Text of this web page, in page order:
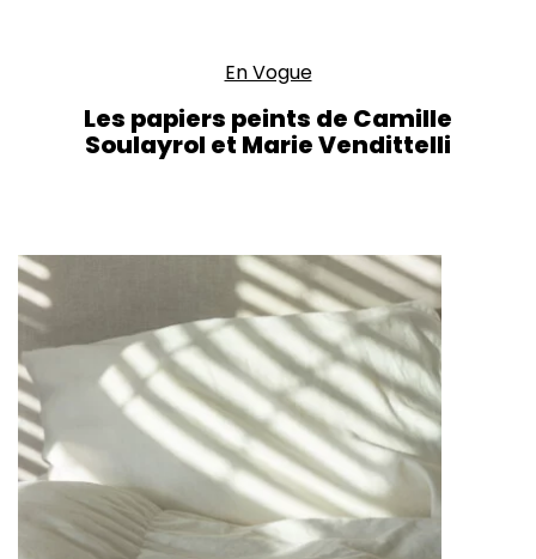
En Vogue
Les papiers peints de Camille
Soulayrol et Marie Vendittelli